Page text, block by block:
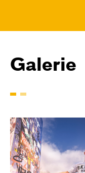
Mi, 21.10. /
Das
von Marc-
Regie: Philipp
Leenders
Galerie